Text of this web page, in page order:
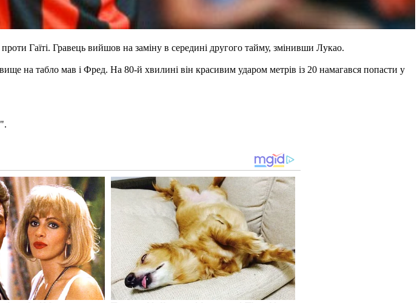
проти Гаїті. Гравець вийшов на заміну в середині другого тайму, змінивши Лукао.
на табло мав і Фред. На 80-й хвилині він красивим ударом метрів із 20 намагався попасти у